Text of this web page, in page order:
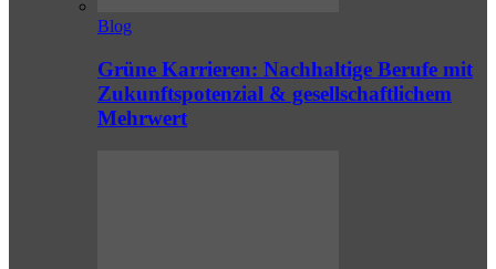
Blog
Grüne Karrieren: Nachhaltige Berufe mit
Zukunftspotenzial & gesellschaftlichem
Mehrwert